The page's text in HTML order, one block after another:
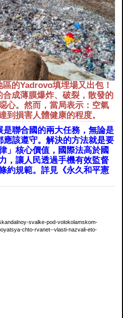
的Yadrovo填埋場又出包！
成薄膜爆炸、破裂，散發的
心。然而，當局表示：空氣
到損害人體健康的程度。
是聯合國的兩大任務，無論是
應該遵守。解決的方法就是要
」核心價值，國際法高於國
，讓人民透過手機有效監督
約規範。詳見《永久和平憲
svalke-pod-volokolamskom-
chto-rvanet--vlasti-nazvali-eto-